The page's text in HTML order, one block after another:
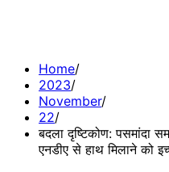
Home
2023
November
22
बदला दृष्टिकोण: पसमांदा
एनडीए से हाथ मिलाने को